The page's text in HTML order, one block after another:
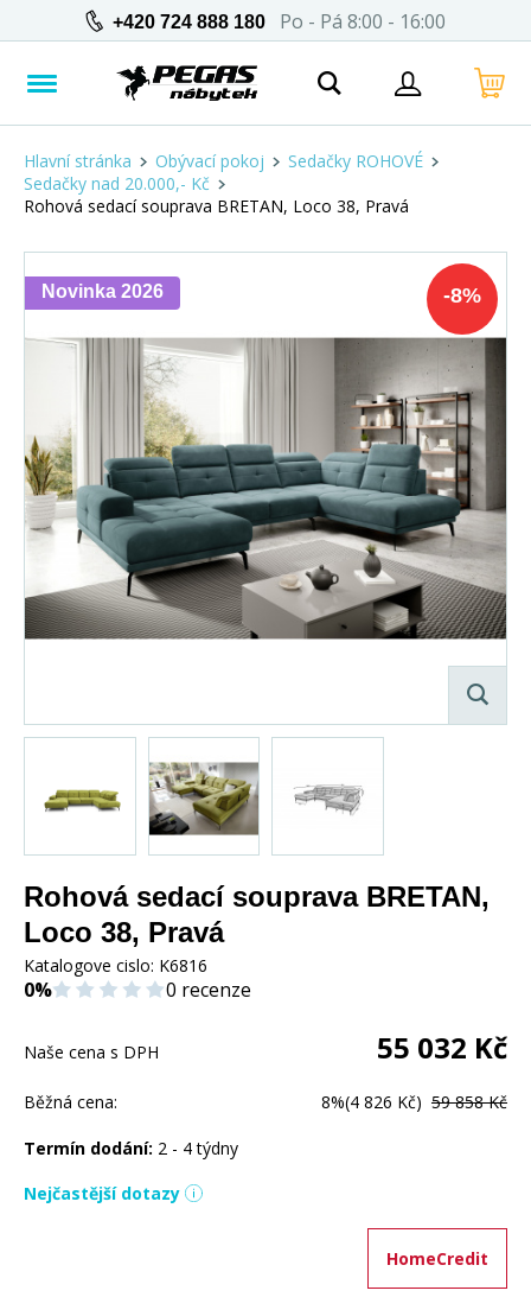
+420 724 888 180 Po - Pá 8:00 - 16:00
Hlavní stránka Obývací pokoj
Sedačky ROHOVÉ
Sedačky nad 20.000,- Kč
Rohová sedací souprava BRETAN, Loco 38, Pravá
-8%
Novinka 2026
Rohová sedací souprava BRETAN,
Loco 38, Pravá
Katalogove cislo: K6816
0% 0 recenze
Naše cena s DPH 55 032 Kč
Běžná cena: 8%(4 826 Kč) 59 858 Kč
Termín dodání: 2 - 4 týdny
Nejčastější dotazy
HomeCredit